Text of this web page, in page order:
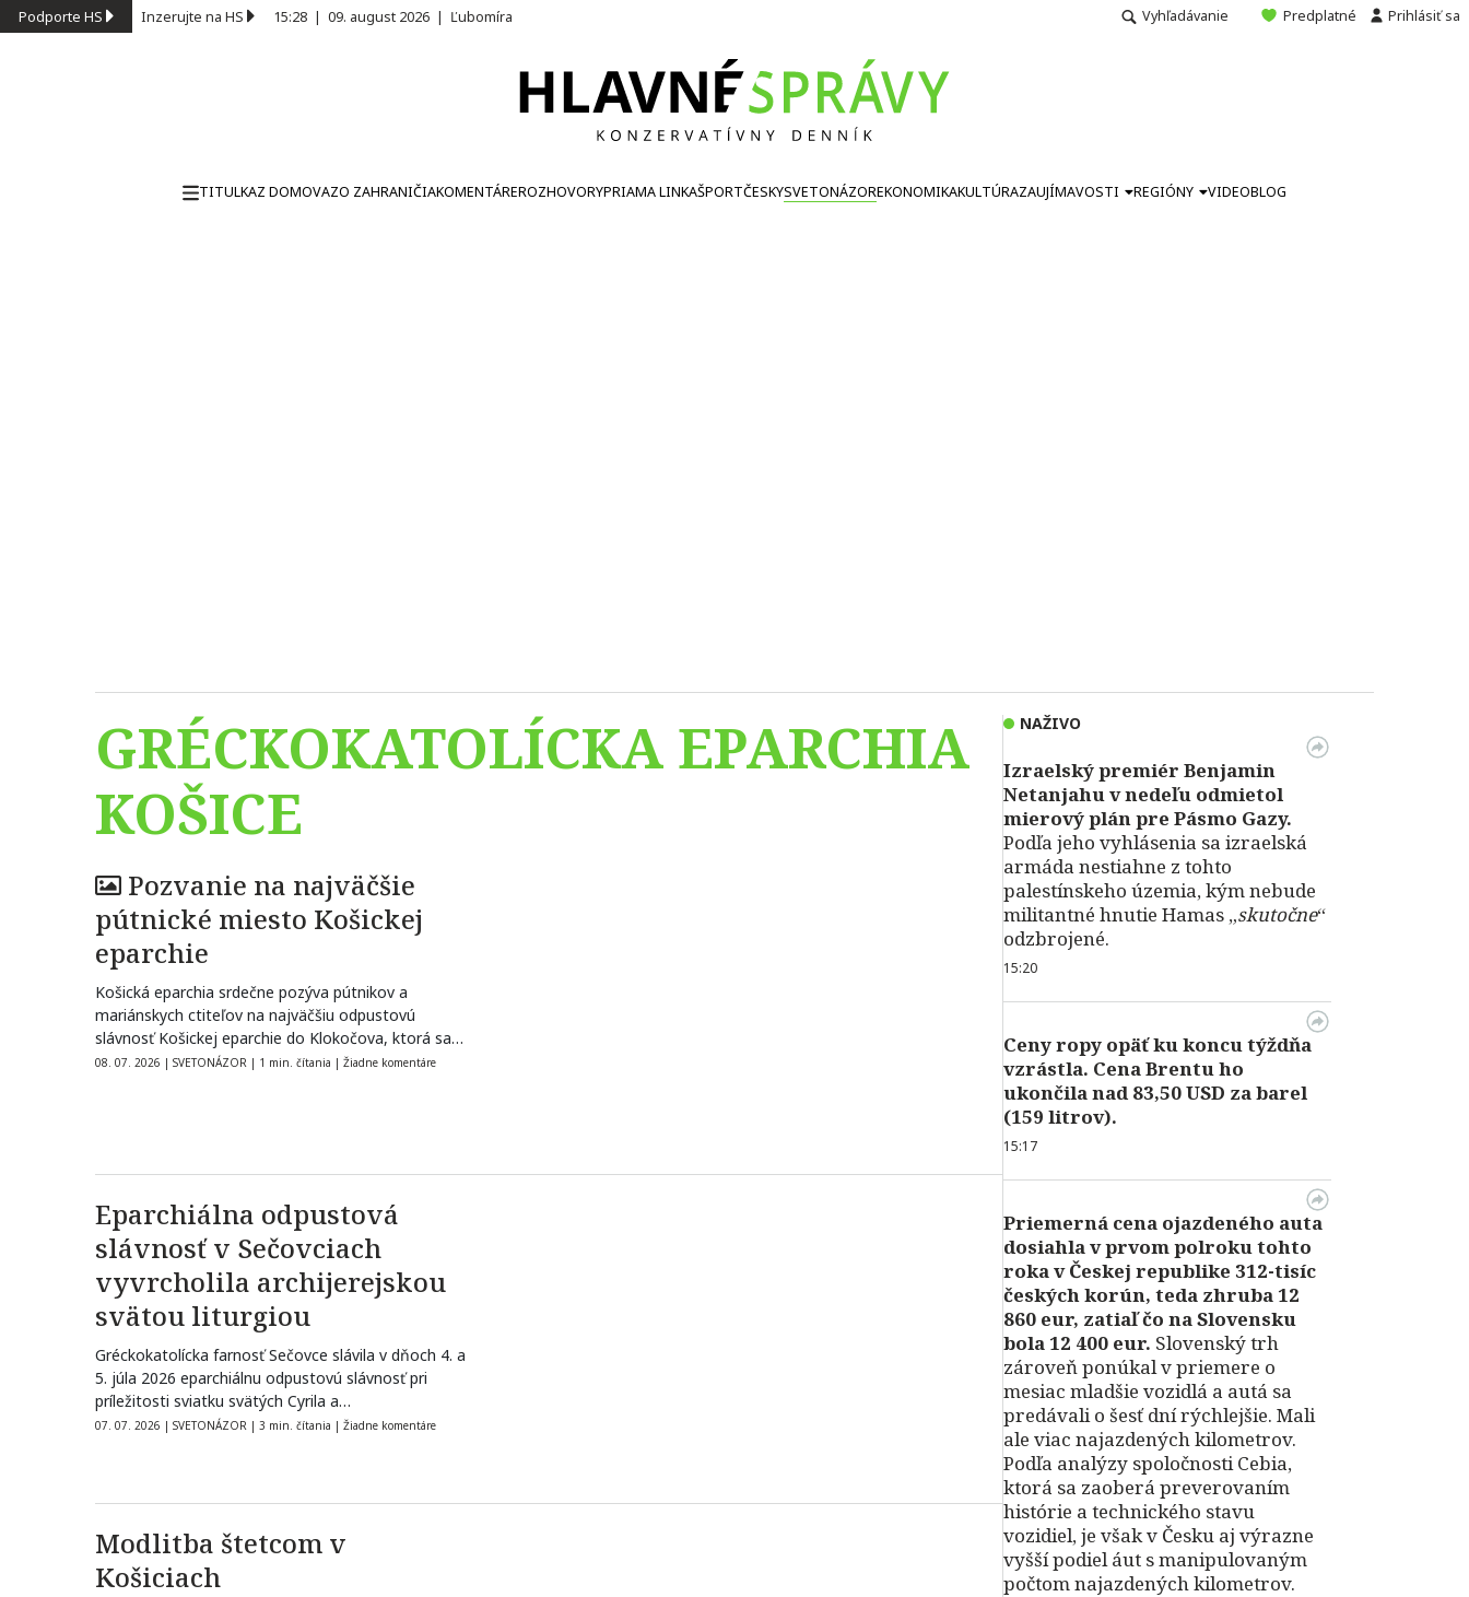
Podporte HS Inzerujte na HS 15:28 | 09. august 2026 | Ľubomíra Vyhľadávanie Predplatné Prihlásiť sa
TITULKAZ DOMOVAZO ZAHRANIČIAKOMENTÁREROZHOVORYPRIAMA LINKAŠPORTČESKYSVETONÁZOREKONOMIKAKULTÚRAZAUJÍMAVOSTI REGIÓNY VIDEOBLOG
GRÉCKOKATOLÍCKA EPARCHIA
KOŠICE
Pozvanie na najväčšie
pútnické miesto Košickej
eparchie
Košická eparchia srdečne pozýva pútnikov a
mariánskych ctiteľov na najväčšiu odpustovú
slávnosť Košickej eparchie do Klokočova, ktorá sa
uskutoční počas víkendu 15. – 16.…
08. 07. 2026 | SVETONÁZOR | 1 min. čítania | Žiadne komentáre
Eparchiálna odpustová
slávnosť v Sečovciach
vyvrcholila archijerejskou
svätou liturgiou
Gréckokatolícka farnosť Sečovce slávila v dňoch 4. a
5. júla 2026 eparchiálnu odpustovú slávnosť pri
príležitosti sviatku svätých Cyrila a…
07. 07. 2026 | SVETONÁZOR | 3 min. čítania | Žiadne komentáre
Modlitba štetcom v
Košiciach
NAŽIVO
Izraelský premiér Benjamin
Netanjahu v nedeľu odmietol
mierový plán pre Pásmo Gazy.
Podľa jeho vyhlásenia sa izraelská
armáda nestiahne z tohto
palestínskeho územia, kým nebude
militantné hnutie Hamas „skutočne“
odzbrojené.
15:20
Ceny ropy opäť ku koncu týždňa
vzrástla. Cena Brentu ho
ukončila nad 83,50 USD za barel
(159 litrov).
15:17
Priemerná cena ojazdeného auta
dosiahla v prvom polroku tohto
roka v Českej republike 312-tisíc
českých korún, teda zhruba 12
860 eur, zatiaľ čo na Slovensku
bola 12 400 eur. Slovenský trh
zároveň ponúkal v priemere o
mesiac mladšie vozidlá a autá sa
predávali o šesť dní rýchlejšie. Mali
ale viac najazdených kilometrov.
Podľa analýzy spoločnosti Cebia,
ktorá sa zaoberá preverovaním
histórie a technického stavu
vozidiel, je však v Česku aj výrazne
vyšší podiel áut s manipulovaným
počtom najazdených kilometrov.